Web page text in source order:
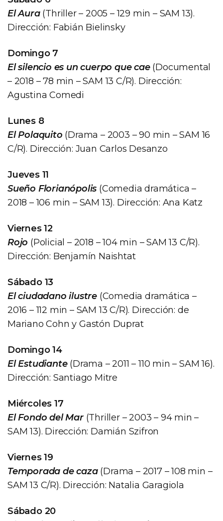
El Aura(Thriller – 2005 – 129 min – SAM 13).
Dirección: Fabián Bielinsky
Domingo 7
El silencio es un cuerpo que cae(Documental
– 2018 – 78 min – SAM 13 C/R). Dirección:
Agustina Comedi
Lunes 8
El Polaquito (Drama – 2003 – 90 min – SAM 16
C/R). Dirección: Juan Carlos Desanzo
Jueves 11
Sueño Florianópolis (Comedia dramática –
2018 – 106 min – SAM 13). Dirección: Ana Katz
Viernes 12
Rojo (Policial – 2018 – 104 min – SAM 13 C/R).
Dirección: Benjamín Naishtat
Sábado 13
El ciudadano ilustre (Comedia dramática –
2016 – 112 min – SAM 13 C/R). Dirección: de
Mariano Cohn y Gastón Duprat
Domingo 14
El Estudiante(Drama – 2011 – 110 min – SAM 16).
Dirección: Santiago Mitre
Miércoles 17
El Fondo del Mar(Thriller – 2003 – 94 min –
SAM 13). Dirección: Damián Szifron
Viernes 19
Temporada de caza(Drama – 2017 – 108 min –
SAM 13 C/R). Dirección: Natalia Garagiola
Sábado 20